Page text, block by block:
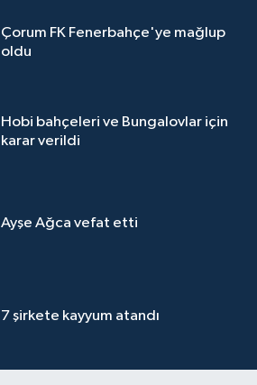
Çorum FK Fenerbahçe'ye mağlup
oldu
Hobi bahçeleri ve Bungalovlar için
karar verildi
Ayşe Ağca vefat etti
7 şirkete kayyum atandı